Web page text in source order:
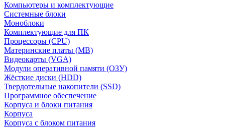
Компьютеры и комплектующие
Системные блоки
Моноблоки
Комплектующие для ПК
Процессоры (CPU)
Материнские платы (MB)
Видеокарты (VGA)
Модули оперативной памяти (ОЗУ)
Жёсткие диски (HDD)
Твердотельные накопители (SSD)
Программное обеспечение
Корпуса и блоки питания
Корпуса
Корпуса с блоком питания